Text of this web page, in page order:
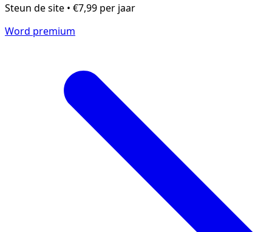
Steun de site • €7,99 per jaar
Word premium